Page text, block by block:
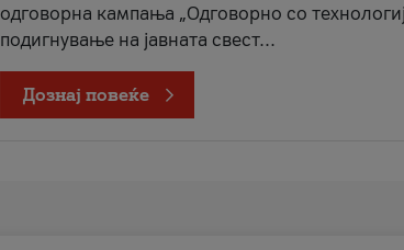
одговорна кампања „Одговорно со
подигнување на јавната свест...
Дознај повеќе